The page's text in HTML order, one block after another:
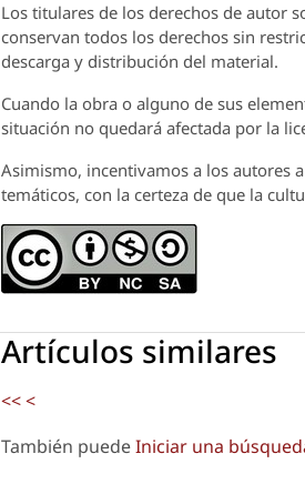
Los titulares de los derechos de autor
conservan todos los derechos sin
descarga y distribución del material.
Cuando la obra o alguno de sus
situación no quedará afectada por la
Asimismo, incentivamos a los autores
temáticos, con la certeza de que la
Artículos similares
<<<
También puedeIniciar una